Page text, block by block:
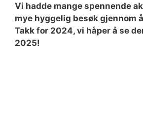
Vi hadde mange spennende
mye hyggelig besøk gjennom
Takk for 2024, vi håper å se
2025!